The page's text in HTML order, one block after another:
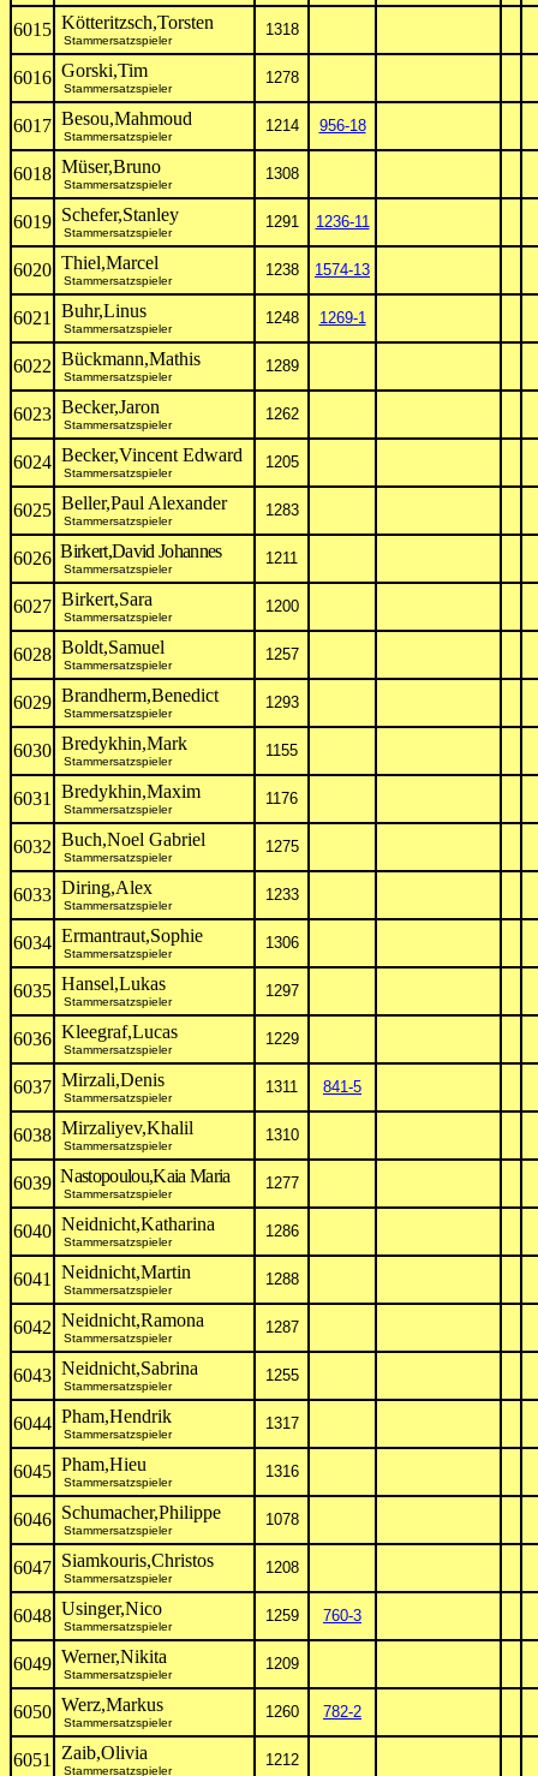
6015 Kötteritzsch,Torsten
Stammersatzspieler
1318
6016 Gorski,Tim
Stammersatzspieler
1278
6017 Besou,Mahmoud
Stammersatzspieler
1214 956-18
6018 Müser,Bruno
Stammersatzspieler
1308
6019 Schefer,Stanley
Stammersatzspieler
1291 1236-11
6020 Thiel,Marcel
Stammersatzspieler
1238 1574-13
6021 Buhr,Linus
Stammersatzspieler
1248 1269-1
6022 Bückmann,Mathis
Stammersatzspieler
1289
6023 Becker,Jaron
Stammersatzspieler
1262
6024 Becker,Vincent Edward
Stammersatzspieler
1205
6025 Beller,Paul Alexander
Stammersatzspieler
1283
6026 Birkert,David Johannes
Stammersatzspieler
1211
6027 Birkert,Sara
Stammersatzspieler
1200
6028 Boldt,Samuel
Stammersatzspieler
1257
6029 Brandherm,Benedict
Stammersatzspieler
1293
6030 Bredykhin,Mark
Stammersatzspieler
1155
6031 Bredykhin,Maxim
Stammersatzspieler
1176
6032 Buch,Noel Gabriel
Stammersatzspieler
1275
6033 Diring,Alex
Stammersatzspieler
1233
6034 Ermantraut,Sophie
Stammersatzspieler
1306
6035 Hansel,Lukas
Stammersatzspieler
1297
6036 Kleegraf,Lucas
Stammersatzspieler
1229
6037 Mirzali,Denis
Stammersatzspieler
1311 841-5
6038 Mirzaliyev,Khalil
Stammersatzspieler
1310
6039 Nastopoulou,Kaia Maria
Stammersatzspieler
1277
6040 Neidnicht,Katharina
Stammersatzspieler
1286
6041 Neidnicht,Martin
Stammersatzspieler
1288
6042 Neidnicht,Ramona
Stammersatzspieler
1287
6043 Neidnicht,Sabrina
Stammersatzspieler
1255
6044 Pham,Hendrik
Stammersatzspieler
1317
6045 Pham,Hieu
Stammersatzspieler
1316
6046 Schumacher,Philippe
Stammersatzspieler
1078
6047 Siamkouris,Christos
Stammersatzspieler
1208
6048 Usinger,Nico
Stammersatzspieler
1259 760-3
6049 Werner,Nikita
Stammersatzspieler
1209
6050 Werz,Markus
Stammersatzspieler
1260 782-2
6051 Zaib,Olivia
Stammersatzspieler
1212